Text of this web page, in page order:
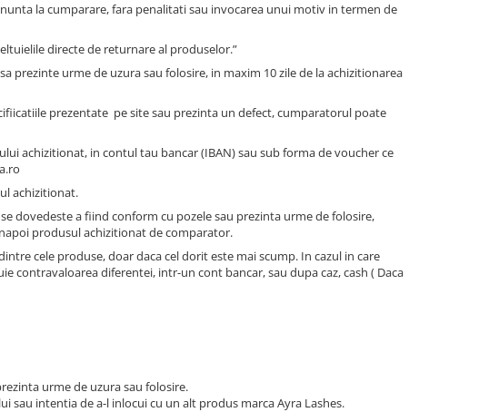
la cumparare, fara penalitati sau invocarea unui motiv in termen de
directe de returnare al produselor.”
prezinte urme de uzura sau folosire, in maxim 10 zile de la achizitionarea
prezentate pe site sau prezinta un defect, cumparatorul poate
achizitionat, in contul tau bancar (IBAN) sau sub forma de voucher ce
achizitionat.
dovedeste a fiind conform cu pozele sau prezinta urme de folosire,
produsul achizitionat de comparator.
cele produse, doar daca cel dorit este mai scump. In cazul in care
contravaloarea diferentei, intr-un cont bancar, sau dupa caz, cash ( Daca
urme de uzura sau folosire.
intentia de a-l inlocui cu un alt produs marca Ayra Lashes.